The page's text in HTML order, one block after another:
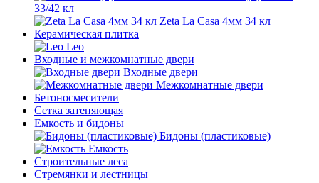
33/42 кл
Zeta La Casa 4мм 34 кл
Керамическая плитка
Leo
Входные и межкомнатные двери
Входные двери
Межкомнатные двери
Бетоносмесители
Сетка затеняющая
Емкость и бидоны
Бидоны (пластиковые)
Емкость
Строительные леса
Стремянки и лестницы